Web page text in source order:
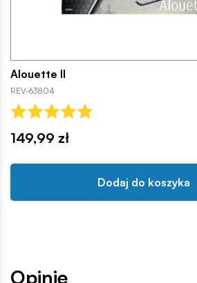
Alouette II
REV-63804
149,99 zł
Dodaj do koszyka
Opinie